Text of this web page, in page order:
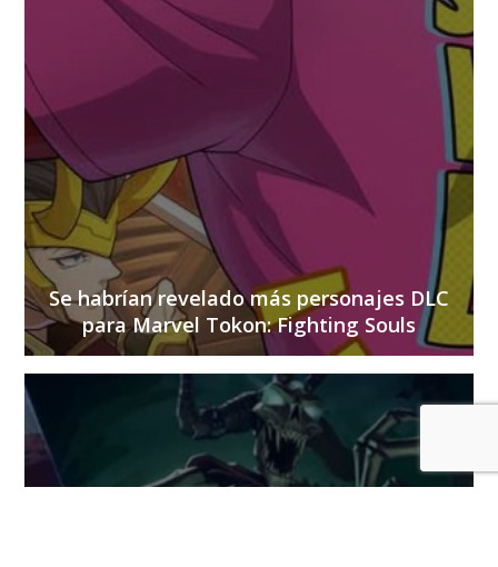
Se habrían revelado más personajes DLC
para Marvel Tokon: Fighting Souls